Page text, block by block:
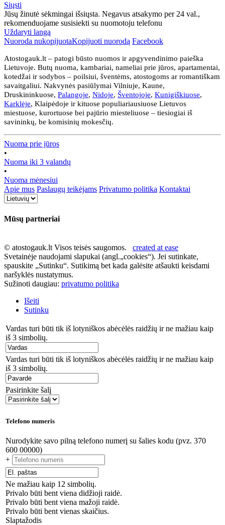
Siųsti
Jūsų žinutė sėkmingai išsiųsta. Negavus atsakymo per 24 val.,
rekomenduojame susisiekti su nuomotoju telefonu
Uždaryti langą
Nuoroda nukopijuotaKopijuoti nuorodą Facebook
Atostogauk.lt – patogi būsto nuomos ir apgyvendinimo paieška
Lietuvoje. Butų nuoma, kambariai, nameliai prie jūros, apartamentai,
kotedžai ir sodybos – poilsiui, šventėms, atostogoms ar romantiškam
savaitgaliui. Nakvynės pasiūlymai Vilniuje, Kaune,
Druskininkuose, Palangoje, Nidoje, Šventojoje, Kunigiškiuose,
Karklėje, Klaipėdoje ir kituose populiariausiuose Lietuvos
miestuose, kurortuose bei pajūrio miesteliuose – tiesiogiai iš
savininkų, be komisinių mokesčių.
Nuoma prie jūros
•
Nuoma iki 3 valandų
•
Nuoma mėnesiui
Apie mus Paslaugų teikėjams Privatumo politika Kontaktai
Mūsų partneriai
© atostogauk.lt Visos teisės saugomos. created at ease
Svetainėje naudojami slapukai (angl.„cookies“). Jei sutinkate,
spauskite „Sutinku“. Sutikimą bet kada galėsite atšaukti keisdami
naršyklės nustatymus.
Sužinoti daugiau: privatumo politika
Išeiti
Sutinku
Vardas turi būti tik iš lotyniškos abėcėlės raidžių ir ne mažiau kaip
iš 3 simbolių.
Vardas turi būti tik iš lotyniškos abėcėlės raidžių ir ne mažiau kaip
iš 3 simbolių.
Pasirinkite šalį
Telefono numeris
Nurodykite savo pilną telefono numerį su šalies kodu (pvz. 370
600 00000)
+
Ne mažiau kaip 12 simbolių.
Privalo būti bent viena didžioji raidė.
Privalo būti bent viena mažoji raidė.
Privalo būti bent vienas skaičius.
Slaptažodis